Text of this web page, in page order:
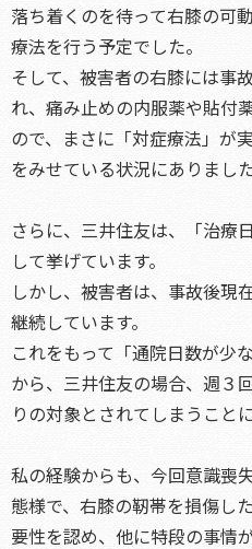
落ち着くのを待って右膝の可
療法を行う予定でした。
そして、被害者の右膝には事
れ、痛み止めの内服薬や貼付
ので、まさに「対症療法」が
をみせている状況にありました
さらに、三井住友は、「治療
して挙げています。
しかし、被害者は、事故後現
継続しています。
これをもって「通院日数が少
から、三井住友の場合、週３
りの対象とされてしまうこと
私の経験からも、今回意識喪
態様で、右膝の靭帯を損傷し
要性を認め、他に特段の事情